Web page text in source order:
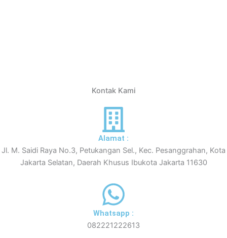
Kontak Kami
Alamat :
Jl. M. Saidi Raya No.3, Petukangan Sel., Kec. Pesanggrahan, Kota
Jakarta Selatan, Daerah Khusus Ibukota Jakarta 11630
Whatsapp :
082221222613